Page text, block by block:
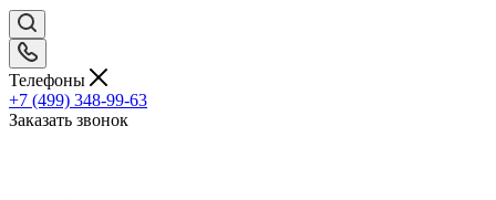
Телефоны
+7 (499) 348-99-63
Заказать звонок